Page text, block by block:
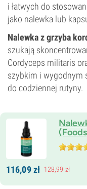
i łatwych do
jako nalewka lub
Nalewka z grzyba
szukają
Cordyceps militaris
szybkim i wygodnym
do codziennej rutyny.
116,09zł 128,99zł